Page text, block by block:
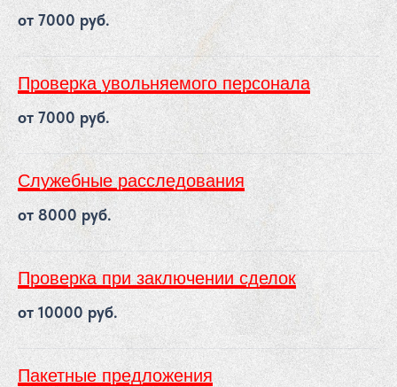
от 7000 руб.
Проверка увольняемого персонала
от 7000 руб.
Служебные расследования
от 8000 руб.
Проверка при заключении сделок
от 10000 руб.
Пакетные предложения